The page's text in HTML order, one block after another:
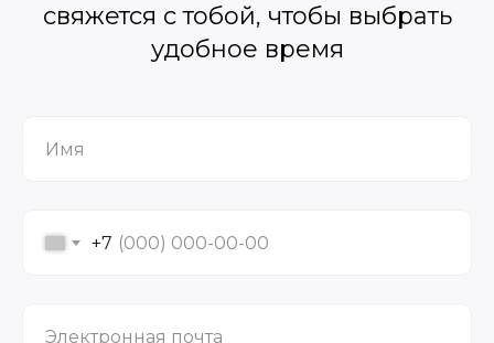
свяжется с тобой, чтобы выбрать
удобное время
+7